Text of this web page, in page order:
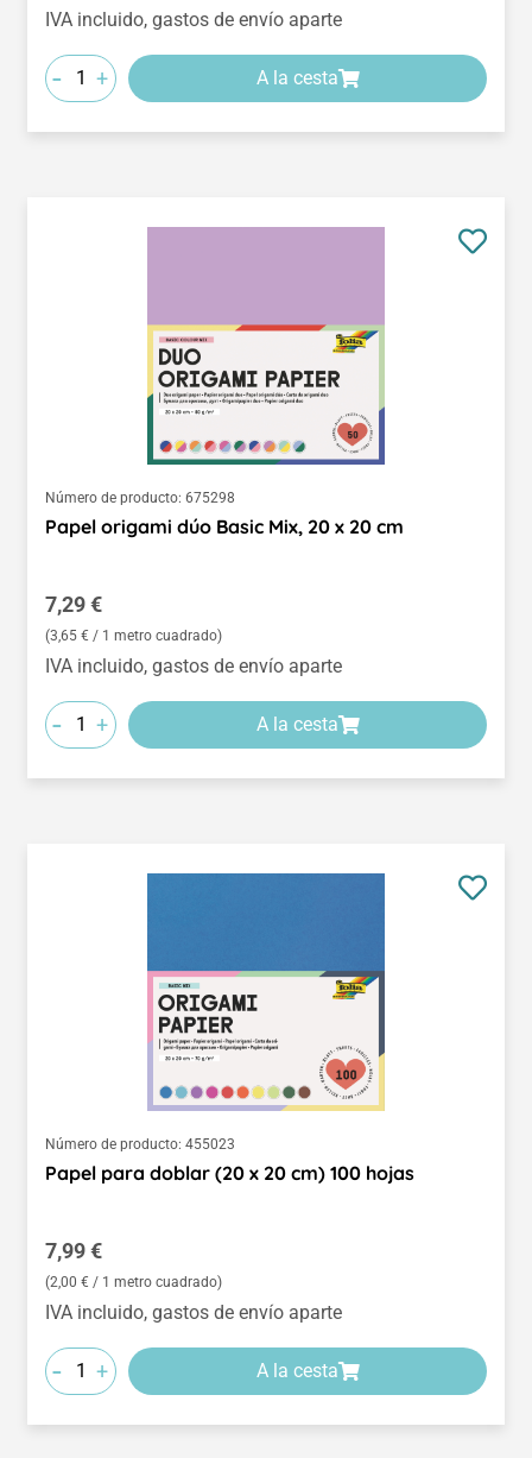
IVA incluido, gastos de envío aparte
- + A la cesta
Número de producto: 675298
Papel origami dúo Basic Mix, 20 x 20 cm
Precio normal:
7,29 €
(3,65 € / 1 metro cuadrado)
IVA incluido, gastos de envío aparte
- + A la cesta
Número de producto: 455023
Papel para doblar (20 x 20 cm) 100 hojas
Precio normal:
7,99 €
(2,00 € / 1 metro cuadrado)
IVA incluido, gastos de envío aparte
- + A la cesta